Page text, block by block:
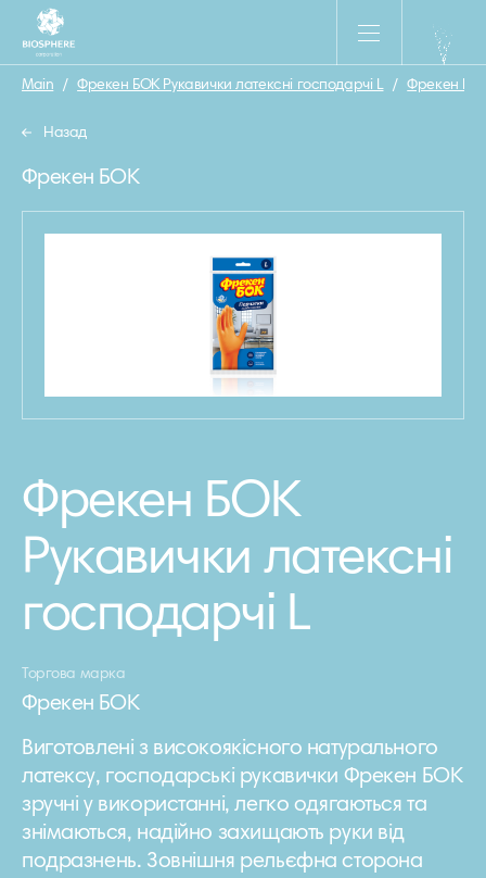
Main / Фрекен БОК Рукавички латексні господарчі L / Фрекен
Назад
Фрекен БОК
Фрекен БОК
Рукавички латексні
господарчі L
Торгова марка
Фрекен БОК
Виготовлені з високоякісного натурального
латексу, господарські рукавички Фрекен БОК
зручні у використанні, легко одягаються та
знімаються, надійно захищають руки від
подразнень. Зовнішня рельєфна сторона